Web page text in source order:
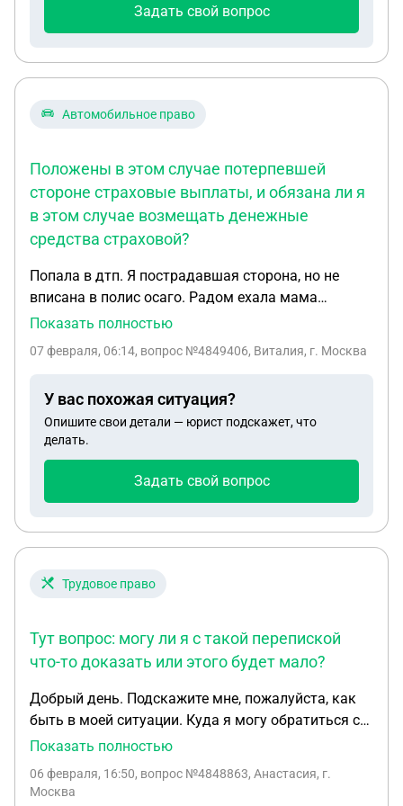
покупка невозможна либо стоимость телефона
существенно возрастает. Мои действия: Я
электронную почту салона с требованием
услугу. Я направила претензию заказным
в другом городе, поэтому не могу лично
обратиться в магазин. Как быть в такой
ситуации?
Задать свой вопрос
Автомобильное право
Положены в этом случае потерпевшей
стороне страховые выплаты, и обязана ли я
в этом случае возмещать денежные
средства страховой?
Попала в дтп. Я пострадавшая сторона, но не
вписана в полис осаго. Радом ехала мама
владелец авто и страхователь. Виновник дтп
потерпевшей стороне страховые выплаты, и
средства страховой?
Показать полностью
07 февраля, 06:14, вопрос №4849406, Виталия, г. Москва
У вас похожая ситуация?
Опишите свои детали — юрист подскажет, что
делать.
Задать свой вопрос
Трудовое право
Тут вопрос: могу ли я с такой перепиской
что-то доказать или этого будет мало?
Добрый день. Подскажите мне, пожалуйста, как
быть в моей ситуации. Куда я могу обратиться с
данной проблемой: в прокуратуру или в трудовую
трудовую инспекцию за консультацией, но
Показать полностью
06 февраля, 16:50, вопрос №4848863, Анастасия, г.
Москва